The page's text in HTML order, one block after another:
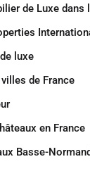
de Luxe dans
luxe
de France
en France
Basse-